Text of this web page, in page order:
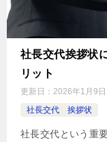
社長交代挨拶状
リット
更新日： 2026年1月9日
社長交代 挨拶状
社長交代という重